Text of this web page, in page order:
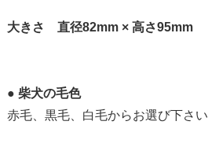
大きさ 直径82mm × 高さ95mm
● 柴犬の毛色
赤毛、黒毛、白毛からお選び下さい